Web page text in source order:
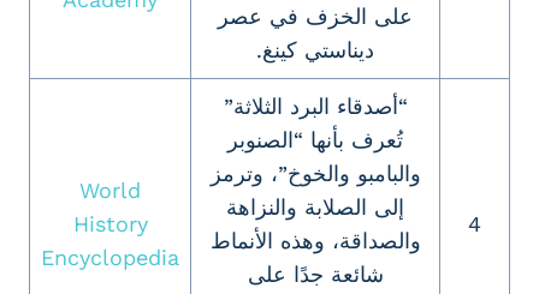
على الخزف في عصر
ديناستي كينغ.
4
“أصدقاء البرد الثلاثة”
تُعرف بأنها “الصنوبر
والبامبو والخوخ”، وترمز
إلى الصلابة والنزاهة
والصداقة، وهذه الأنماط
شائعة جدًا على
World
History
Encyclopedia